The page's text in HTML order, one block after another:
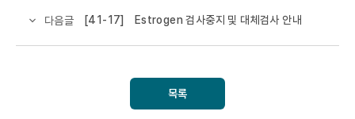
다음글 [41-17] Estrogen 검사중지 및 대체검사 안내
목록